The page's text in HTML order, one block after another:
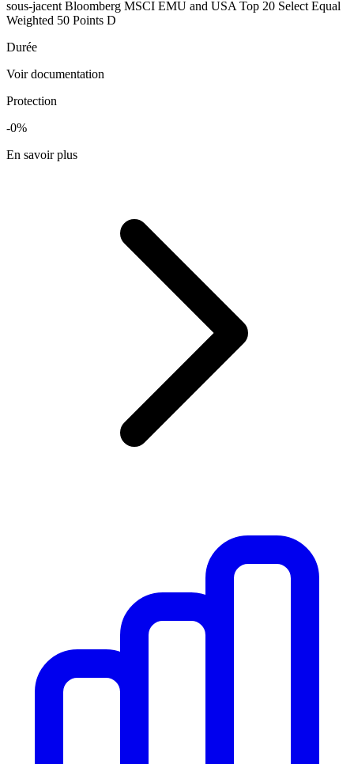
sous-jacent Bloomberg MSCI EMU and USA Top 20 Select Equal
Weighted 50 Points D
Durée
Voir documentation
Protection
-0%
En savoir plus